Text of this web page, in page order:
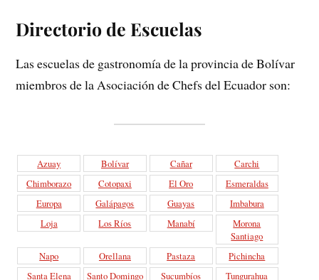
Directorio de Escuelas
Las escuelas de gastronomía de la provincia de Bolívar
miembros de la Asociación de Chefs del Ecuador son:
Azuay Bolívar Cañar
Carchi
Chimborazo
Cotopaxi El Oro
Esmeraldas
Europa
Galápagos Guayas
Imbabura
Loja
Los Ríos Manabí
Morona
Santiago
Napo
Orellana Pastaza
Pichincha
Santa Elena
Santo Domingo Sucumbíos Tungurahua